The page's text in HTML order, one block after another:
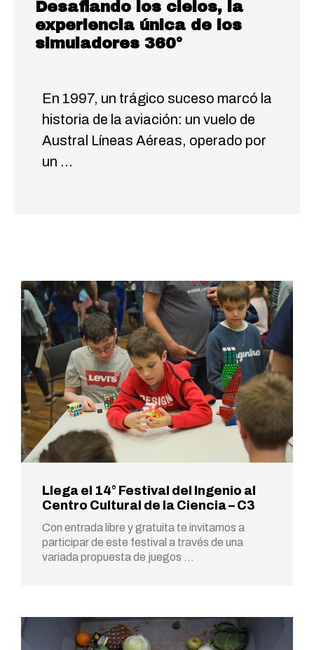
Desafiando los cielos, la
experiencia única de los
simuladores 360°
En 1997, un trágico suceso marcó la
historia de la aviación: un vuelo de
Austral Líneas Aéreas, operado por
un …
Llega el 14° Festival del Ingenio al
Centro Cultural de la Ciencia – C3
Con entrada libre y gratuita te invitamos a
participar de este festival a través de una
variada propuesta de juegos …